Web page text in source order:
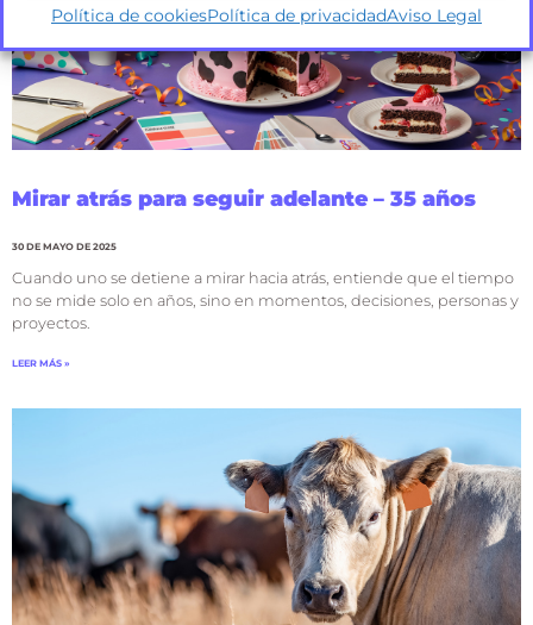
Política de cookiesPolítica de privacidadAviso Legal
Mirar atrás para seguir adelante – 35 años
30 DE MAYO DE 2025
Cuando uno se detiene a mirar hacia atrás, entiende que el tiempo
no se mide solo en años, sino en momentos, decisiones, personas y
proyectos.
LEER MÁS »